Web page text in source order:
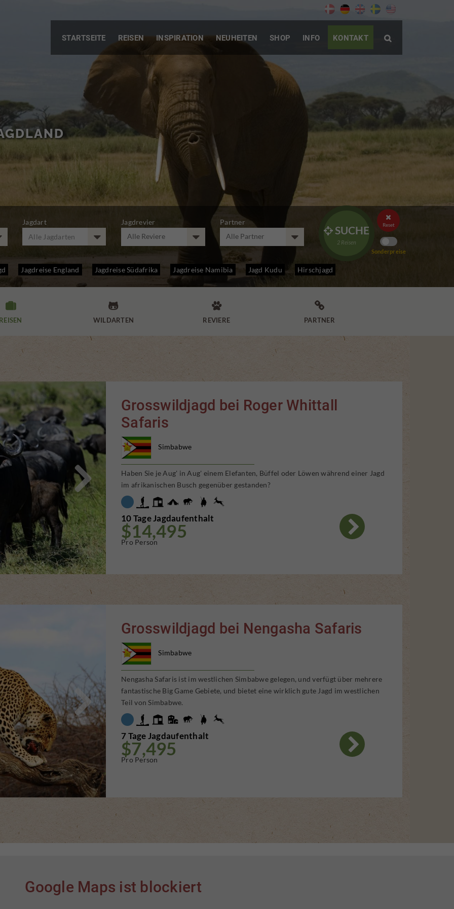
STARTSEITE REISEN INSPIRATION NEUHEITEN SHOP INFO KONTAKT 
Jagdart
Alle Jagdarten
Jagdrevier Partner
 SUCHE
2 Reisen

Reset
Sonderpreise
Jagdreise England Jagdreise Südafrika Jagdreise Namibia Jagd Kudu Hirschjagd
 
WILDARTEN

REVIERE

PARTNER

Grosswildjagd bei Roger Whittall
Safaris
Simbabwe
Haben Sie je Aug' in Aug' einem Elefanten, Büffel oder Löwen während einer Jagd
im afrikanischen Busch gegenüber gestanden?
10 Tage Jagdaufenthalt
$14,495
Pro Person

Grosswildjagd bei Nengasha Safaris
Simbabwe
Nengasha Safaris ist im westlichen Simbabwe gelegen, und verfügt über mehrere
fantastische Big Game Gebiete, und bietet eine wirklich gute Jagd im westlichen
Teil von Simbabwe.
7 Tage Jagdaufenthalt
$7,495
Pro Person
Google Maps ist blockiert